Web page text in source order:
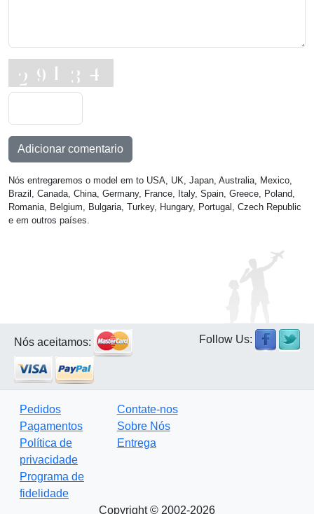
Adicionar comentario
Nós entregaremos o model em to USA, UK, Japan, Australia, Mexico,
Brazil, Canada, China, Germany, France, Italy, Spain, Greece, Poland,
Romania, Belgium, Bulgaria, Turkey, Hungary, Portugal, Czech Republic
e em outros países.
Nós aceitamos: Follow Us:
Pedidos
Pagamentos
Política de
privacidade
Programa de
fidelidade
Contate-nos
Sobre Nós
Entrega
Copyright © 2002-2026